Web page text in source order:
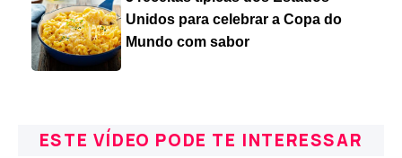
Unidos para celebrar a Copa do
Mundo com sabor
ESTE VÍDEO PODE TE INTERESSAR